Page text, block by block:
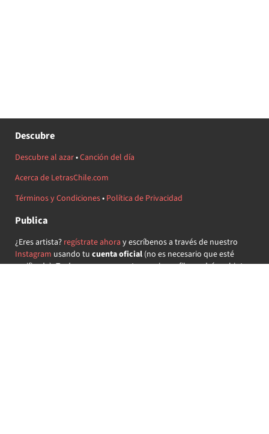
Descubre
Descubre al azar•Canción del día
Acerca de LetrasChile.com
Términos y Condiciones• Política de Privacidad
Publica
¿Eres artista? regístrate ahora y escríbenos a través de nuestro
Instagram usando tu cuenta oficial(no es necesario que esté
verificada) ¡Te daremos acceso a tu propio perfil y podrás subir tus